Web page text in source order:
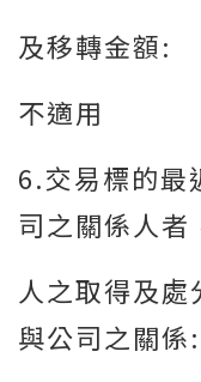
及移轉金額:
不適用
6.交易標的最
司之關係人者
人之取得及
與公司之關係: